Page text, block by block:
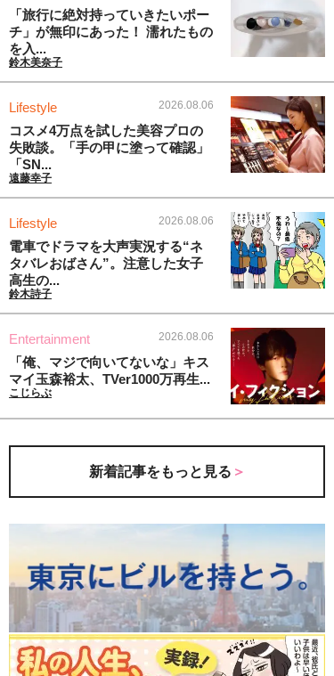
「旅行に絶対持っていきたいポー
チ」が無印にあった！ 濡れたもの
を入...
鈴木美奈子
Lifestyle 2026.08.06
コスメ4万点を試した美容プロの
失敗談。「手の甲に塗って確認」
「SN...
遠藤幸子
Lifestyle 2026.08.06
電車でドラマを大声実況する“ネ
タバレおばさん”。注意した女子
高生の...
鈴木詩子
Entertainment 2026.08.06
「俺、マジで向いてないな」キス
マイ玉森裕太、TVer1000万再生...
こじらぶ
新着記事をもっと見る